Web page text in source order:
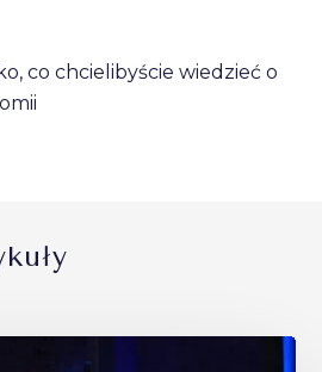
co chcielibyście wiedzieć o